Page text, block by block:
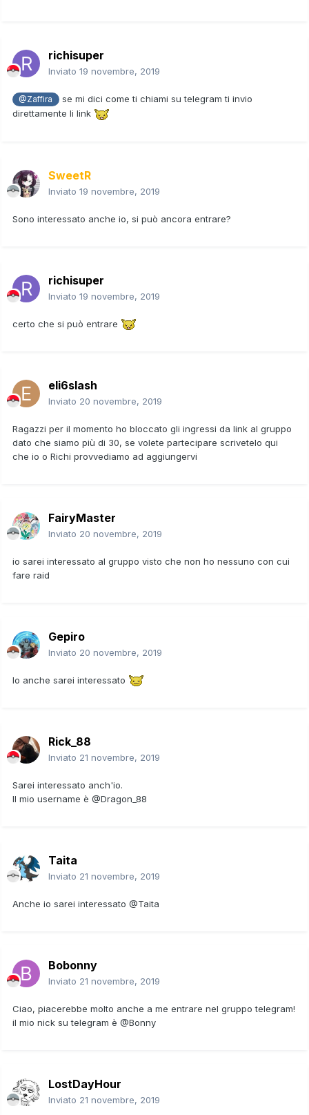
richisuper
Inviato 19 novembre, 2019
@Zaffira
se mi dici come ti chiami su telegram ti invio
direttamente li link
SweetR
Inviato 19 novembre, 2019
Sono interessato anche io, si può ancora entrare?
richisuper
Inviato 19 novembre, 2019
certo che si può entrare
eli6slash
Inviato 20 novembre, 2019
Ragazzi per il momento ho bloccato gli ingressi da link al gruppo
dato che siamo più di 30, se volete partecipare scrivetelo qui
che io o Richi provvediamo ad aggiungervi
FairyMaster
Inviato 20 novembre, 2019
io sarei interessato al gruppo visto che non ho nessuno con cui
fare raid
Gepiro
Inviato 20 novembre, 2019
Io anche sarei interessato
Rick_88
Inviato 21 novembre, 2019
Sarei interessato anch'io.
Il mio username è @Dragon_88
Taita
Inviato 21 novembre, 2019
Anche io sarei interessato @Taita
Bobonny
Inviato 21 novembre, 2019
Ciao, piacerebbe molto anche a me entrare nel gruppo telegram!
il mio nick su telegram è @Bonny
LostDayHour
Inviato 21 novembre, 2019